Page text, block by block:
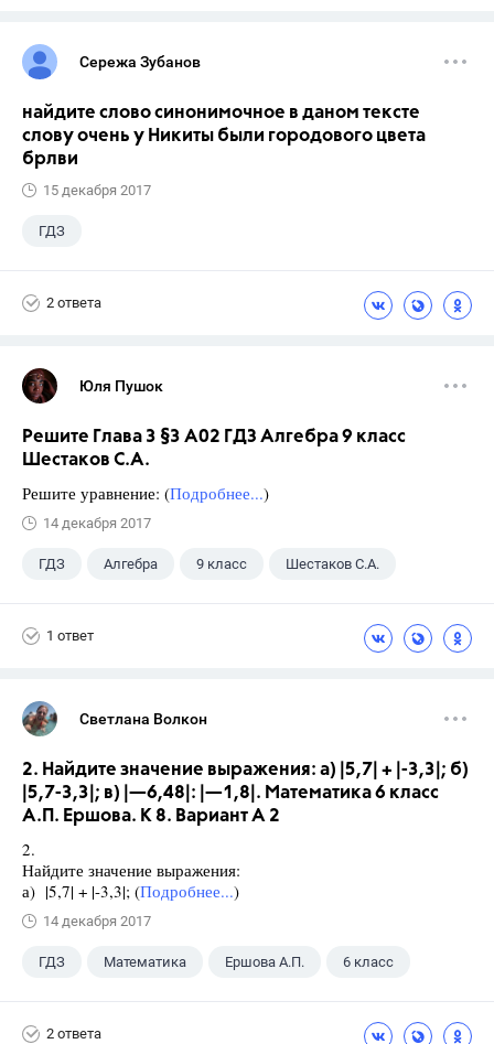
Сережа Зубанов
найдите слово синонимочное в даном тексте
слову очень у Никиты были городового цвета
брлви
15 декабря 2017
ГДЗ
2 ответа
Юля Пушок
Решите Глава 3 §3 А02 ГДЗ Алгебра 9 класс
Шестаков С.А.
Решите уравнение: (Подробнее...)
14 декабря 2017
ГДЗ Алгебра 9 класс Шестаков С.А.
1 ответ
Светлана Волкон
2. Найдите значение выражения: а) |5,7| + |-3,3|; б)
|5,7-3,3|; в) |—6,48|: |—1,8|. Математика 6 класс
А.П. Ершова. К 8. Вариант А 2
2.
Найдите значение выражения:
а) |5,7| + |-3,3|; (Подробнее...)
14 декабря 2017
ГДЗ Математика Ершова А.П. 6 класс
2 ответа